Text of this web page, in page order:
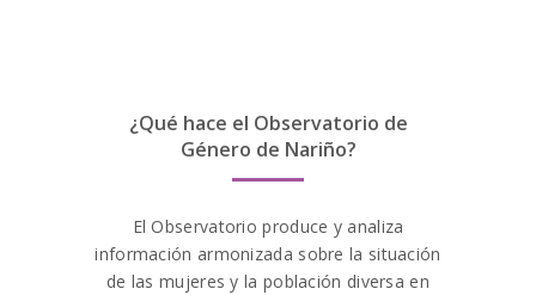
relevantes, garantindo que os jogadores
possam jogar com confiança e
¿Qué hace el Observatorio de
Género de Nariño?
El Observatorio produce y analiza
información armonizada sobre la situación
de las mujeres y la población diversa en